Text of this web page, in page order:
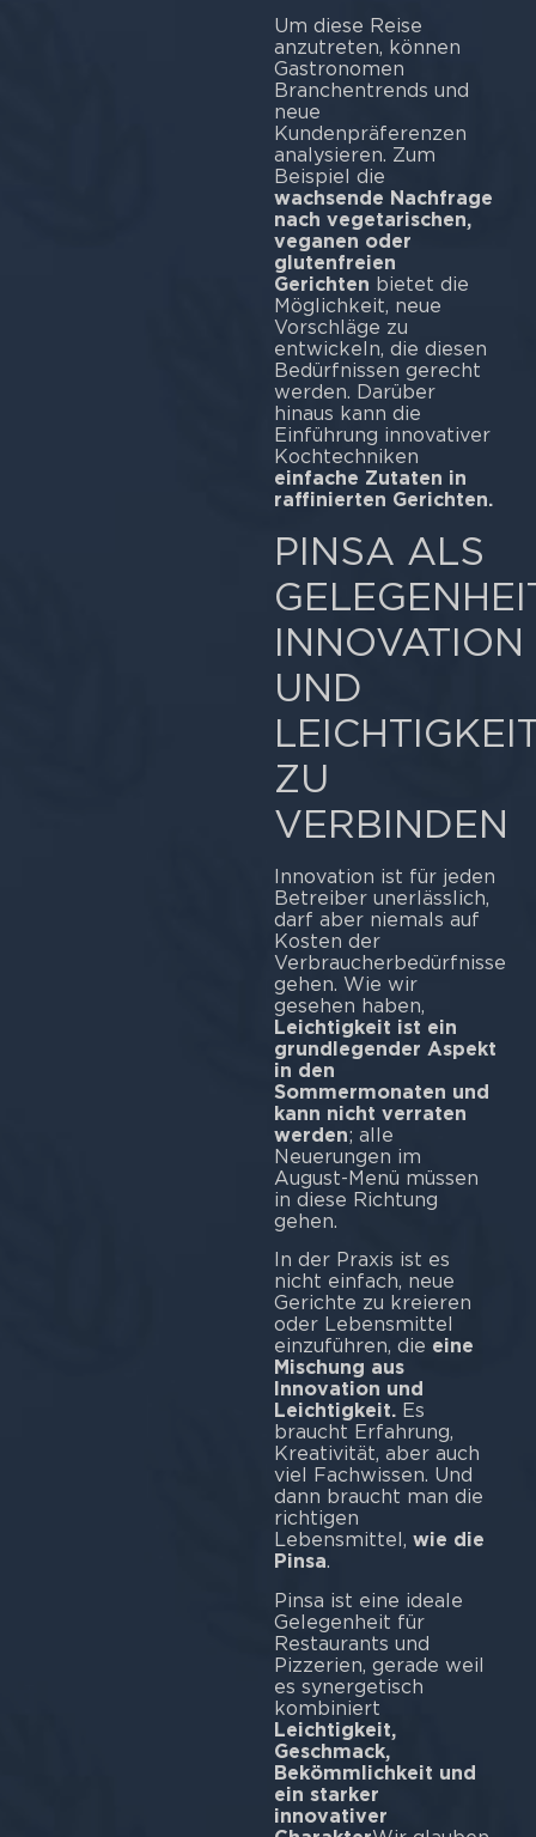
Um diese Reise
anzutreten, können
Gastronomen
Branchentrends und
neue
Kundenpräferenzen
analysieren. Zum
Beispiel die
wachsende Nachfrage
nach vegetarischen,
veganen oder
glutenfreien
Gerichten bietet die
Möglichkeit, neue
Vorschläge zu
entwickeln, die diesen
Bedürfnissen gerecht
werden. Darüber
hinaus kann die
Einführung innovativer
Kochtechniken
einfache Zutaten in
raffinierten Gerichten.
PINSA ALS
INNOVATION
UND
ZU
VERBINDEN
Innovation ist für jeden
Betreiber unerlässlich,
darf aber niemals auf
Kosten der
Verbraucherbedürfnisse
gehen. Wie wir
gesehen haben,
Leichtigkeit ist ein
grundlegender Aspekt
in den
Sommermonaten und
kann nicht verraten
werden; alle
Neuerungen im
August-Menü müssen
in diese Richtung
gehen.
In der Praxis ist es
nicht einfach, neue
Gerichte zu kreieren
oder Lebensmittel
einzuführen, die eine
Mischung aus
Innovation und
Leichtigkeit. Es
braucht Erfahrung,
Kreativität, aber auch
viel Fachwissen. Und
dann braucht man die
richtigen
Lebensmittel, wie die
Pinsa.
Pinsa ist eine ideale
Gelegenheit für
Restaurants und
Pizzerien, gerade weil
es synergetisch
kombiniert
Leichtigkeit,
Geschmack,
Bekömmlichkeit und
ein starker
innovativer